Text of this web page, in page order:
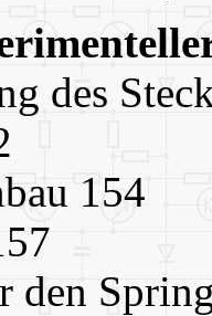
des
154
den